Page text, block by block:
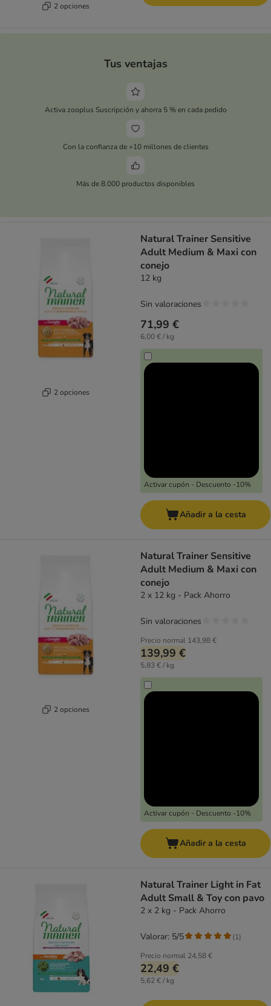
2 opciones
Tus ventajas
Activa zooplus Suscripción y ahorra 5 % en cada pedido
Con la confianza de +10 millones de clientes
Más de 8.000 productos disponibles
2 opciones
Natural Trainer Sensitive
Adult Medium & Maxi con
conejo
12 kg
71,99 €
6,00 € / kg
Activar cupón - Descuento -10%
Sin valoraciones
Añadir a la cesta
2 opciones
Natural Trainer Sensitive
Adult Medium & Maxi con
conejo
2 x 12 kg - Pack Ahorro
Precio normal 143,98 €
139,99 €
5,83 € / kg
Activar cupón - Descuento -10%
Sin valoraciones
Añadir a la cesta
Natural Trainer Light in Fat
Adult Small & Toy con pavo
2 x 2 kg - Pack Ahorro
Precio normal 24,58 €
22,49 €
5,62 € / kg
Valorar: 5/5 (1)